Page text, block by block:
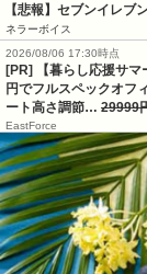
【悲報】セブンイレブ
ネラーボイス
2026/08/06 17:30時点
[PR] 【暮らし応援サ
円でフルスペックオフ
ート高さ調節… 29999
EastForce